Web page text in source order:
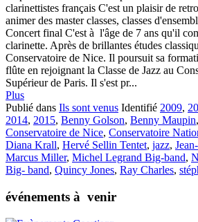
clarinettistes français C'est un plaisir de
animer des master classes, classes
Concert final C'est à l'âge de 7 ans qu'il
clarinette. Après de brillantes études
Conservatoire de Nice. Il poursuit sa
flûte en rejoignant la Classe de Jazz au
Supérieur de Paris. Il s'est pr...
Plus
Publié dans Ils sont venus Identifié 2009,
2014, 2015, Benny Golson, Benny Maupin,
Conservatoire de Nice, Conservatoire
Diana Krall, Hervé Sellin Tentet, jazz,
Marcus Miller, Michel Legrand Big-band,
Big- band, Quincy Jones, Ray Charles,
événements à venir